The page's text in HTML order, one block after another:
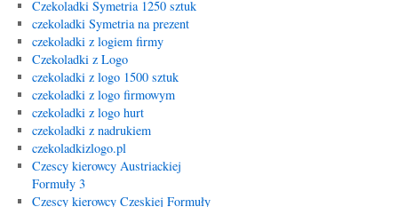
Czekoladki Symetria 1250 sztuk
czekoladki Symetria na prezent
czekoladki z logiem firmy
Czekoladki z Logo
czekoladki z logo 1500 sztuk
czekoladki z logo firmowym
czekoladki z logo hurt
czekoladki z nadrukiem
czekoladkizlogo.pl
Czescy kierowcy Austriackiej
Formuły 3
Czescy kierowcy Czeskiej Formuły